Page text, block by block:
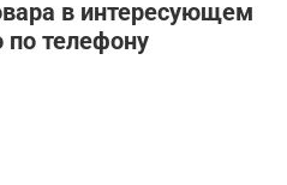
в интересующем
телефону